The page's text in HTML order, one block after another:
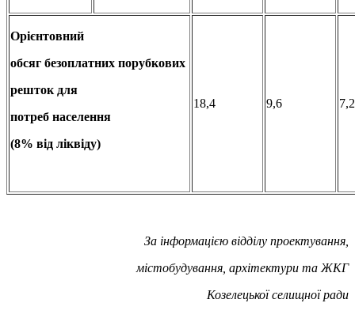
Орієнтовний
обсяг безоплатних порубкових
решток для
потреб населення
(8% від ліквіду)
18,4 9,6 7,2
За інформацією відділу проектування,
містобудування, архітектури та ЖКГ
Козелецької селищної ради